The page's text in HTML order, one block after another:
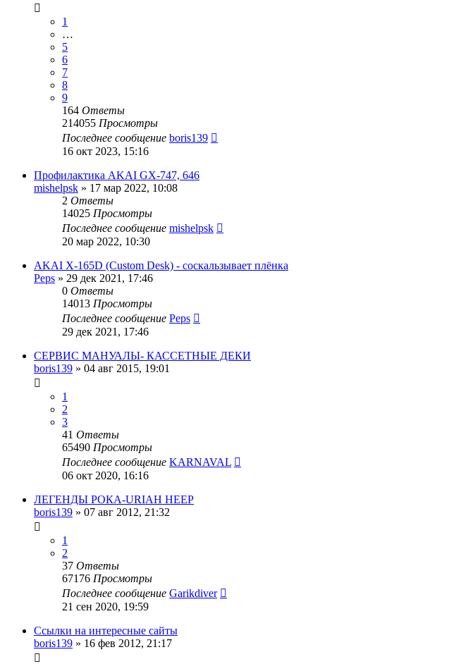
1
…
5
6
7
8
9
164 Ответы
214055 Просмотры
Последнее сообщение boris139
16 окт 2023, 15:16
Профилактика AKAI GX-747, 646
mishelpsk » 17 мар 2022, 10:08
2 Ответы
14025 Просмотры
Последнее сообщение mishelpsk
20 мар 2022, 10:30
AKAI X-165D (Custom Desk) - соскальзывает плёнка
Peps » 29 дек 2021, 17:46
0 Ответы
14013 Просмотры
Последнее сообщение Peps
29 дек 2021, 17:46
СЕРВИС МАНУАЛЫ- КАССЕТНЫЕ ДЕКИ
boris139 » 04 авг 2015, 19:01
1
2
3
41 Ответы
65490 Просмотры
Последнее сообщение KARNAVAL
06 окт 2020, 16:16
ЛЕГЕНДЫ РОКА-URIAH HEEP
boris139 » 07 авг 2012, 21:32
1
2
37 Ответы
67176 Просмотры
Последнее сообщение Garikdiver
21 сен 2020, 19:59
Ссылки на интересные сайты
boris139 » 16 фев 2012, 21:17